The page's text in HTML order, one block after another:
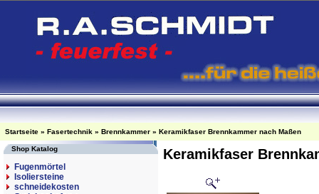
Startseite » Fasertechnik » Brennkammer » Keramikfaser Brennkammer nach Maßen
Shop Katalog
Fugenmörtel
Isoliersteine
schneidekosten
Keramikfaser